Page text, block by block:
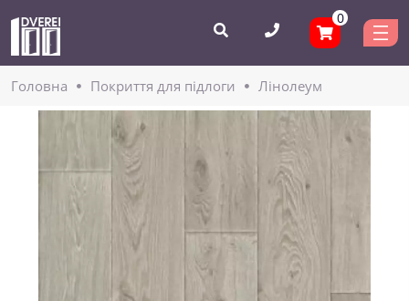
0
Головнa Покриття для підлоги Лінолеум